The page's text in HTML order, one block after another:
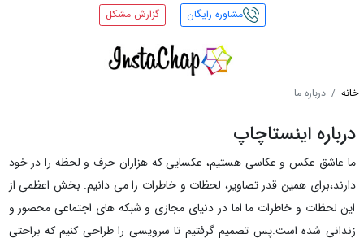
مشاوره رایگان گزارش مشکل
خانه درباره ما
درباره اینستاچاپ
ما عاشق عکس و عکاسی هستیم، عکسایی که هزاران حرف و لحظه را در خود
دارند،برای همین قدر تصاویر، لحظات و خاطرات را می دانیم. بخش اعظمی از
این لحظات و خاطرات ما اما در دنیای مجازی و شبکه های اجتماعی محصور و
زندانی شده است.پس تصمیم گرفتیم تا سرویسی را طراحی کنیم که براحتی